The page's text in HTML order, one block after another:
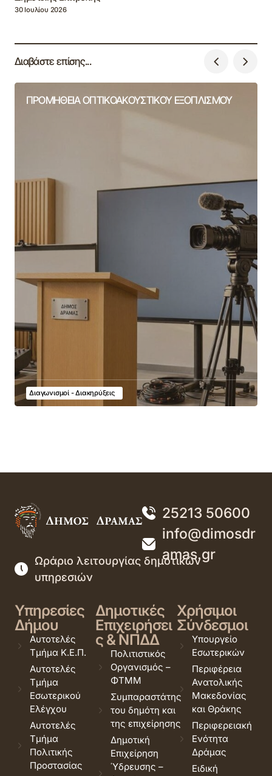
30 Ιουλίου 2026
Διαβάστε επίσης...
ΠΡΟΜΗΘΕΙΑ ΟΠΤΙΚΟΑΚΟΥΣΤΙΚΟΥ ΕΞΟΠΛΙΣΜΟΥ
Διαγωνισμοί - Διακηρύξεις
25213 50600
info@dimosdr
amas.gr
Ωράριο λειτουργίας δημοτικών
υπηρεσιών
Υπηρεσίες
Δήμου
Αυτοτελές
Τμήμα Κ.Ε.Π.
Αυτοτελές
Τμήμα
Εσωτερικού
Ελέγχου
Αυτοτελές
Τμήμα
Πολιτικής
Προστασίας
Δημοτικές
Επιχειρήσει
ς & ΝΠΔΔ
Πολιτιστικός
Οργανισμός –
ΦΤΜΜ
Συμπαραστάτης
του δημότη και
της επιχείρησης
Δημοτική
Επιχείρηση
Ύδρευσης –
Χρήσιμοι
Σύνδεσμοι
Υπουργείο
Εσωτερικών
Περιφέρεια
Ανατολικής
Μακεδονίας
και Θράκης
Περιφερειακή
Ενότητα
Δράμας
Ειδική